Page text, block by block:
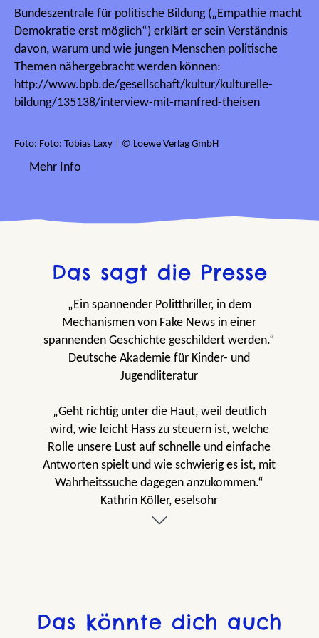
Bundeszentrale für politische Bildung („Empathie macht
Demokratie erst möglich“) erklärt er sein Verständnis
davon, warum und wie jungen Menschen politische
Themen nähergebracht werden können:
http://www.bpb.de/gesellschaft/kultur/kulturelle-
bildung/135138/interview-mit-manfred-theisen
Foto: Foto: Tobias Laxy | © Loewe Verlag GmbH
Mehr Info
Das sagt die Presse
„Ein spannender Politthriller, in dem
Mechanismen von Fake News in einer
spannenden Geschichte geschildert werden.“
Deutsche Akademie für Kinder- und
Jugendliteratur
„Geht richtig unter die Haut, weil deutlich
wird, wie leicht Hass zu steuern ist, welche
Rolle unsere Lust auf schnelle und einfache
Antworten spielt und wie schwierig es ist, mit
Wahrheitssuche dagegen anzukommen.“
Kathrin Köller, eselsohr
Veröffentlichung skandalöser Wahrheiten
Das könnte dich auch